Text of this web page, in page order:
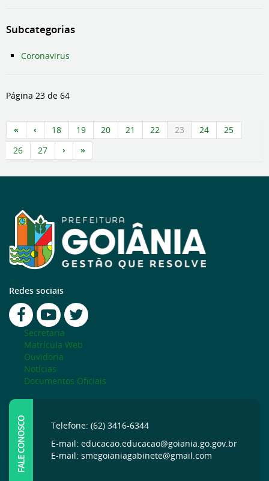
Subcategorias
Coronavirus
Página 23 de 64
18 19 20 21 22 23 24
25
26
27
Redes sociais
Secretaria
Matrícula Web
Ouvidoria
Notícias
Documentos Oficiais
FALE CONOSCO
Telefone: (62) 3416-6344
E-mail: educacao.educacao@goiania.go.gov.br
E-mail: smegoianiagabinete@gmail.com